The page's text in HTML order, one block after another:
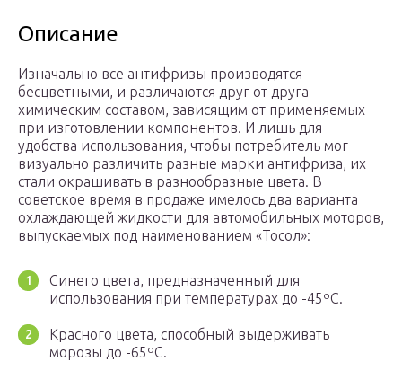
Описание
Изначально все антифризы производятся
бесцветными, и различаются друг от друга
химическим составом, зависящим от применяемых
при изготовлении компонентов. И лишь для
удобства использования, чтобы потребитель мог
визуально различить разные марки антифриза, их
стали окрашивать в разнообразные цвета. В
советское время в продаже имелось два варианта
охлаждающей жидкости для автомобильных моторов,
выпускаемых под наименованием «Тосол»:
Синего цвета, предназначенный для
использования при температурах до -45ºC.
Красного цвета, способный выдерживать
морозы до -65ºC.